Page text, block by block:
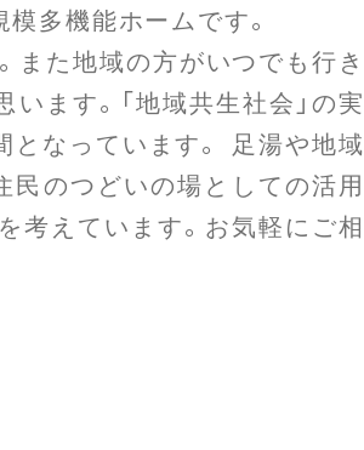
多機能ホームです。
また地域の方がいつでも行き
ます。「地域共生社会」の実
なっています。 足湯や地域
民のつどいの場としての活用
考えています。お気軽にご相